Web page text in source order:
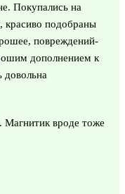
Покупались на
красиво подобраны
повреждений-
дополнением к
довольна
Магнитик вроде тоже